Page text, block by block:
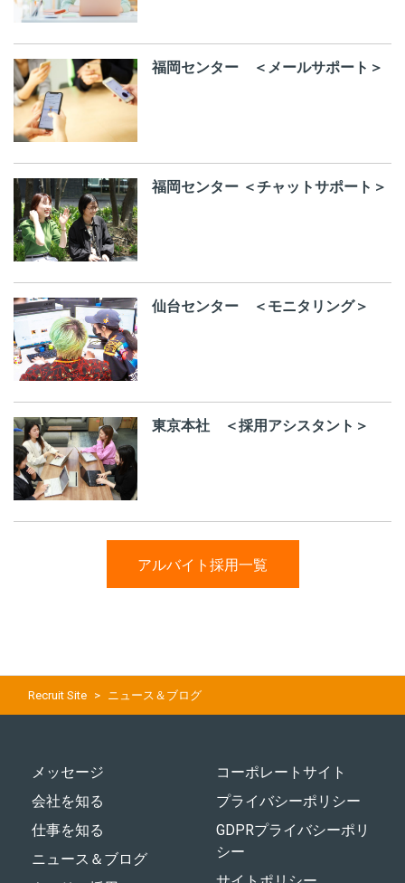
福岡センター ＜メールサポート＞
福岡センター ＜チャットサポート＞
仙台センター ＜モニタリング＞
東京本社 ＜採用アシスタント＞
アルバイト採用一覧
Recruit Site ニュース＆ブログ
メッセージ
会社を知る
仕事を知る
ニュース＆ブログ
コーポレートサイト
プライバシーポリシー
GDPRプライバシーポリ
シー